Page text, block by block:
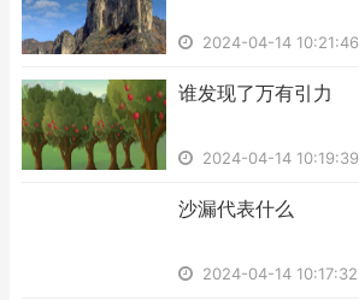
2024-04-14 10:21:46
​谁发现了万有引力
2024-04-14 10:19:39
​沙漏代表什么
2024-04-14 10:17:32